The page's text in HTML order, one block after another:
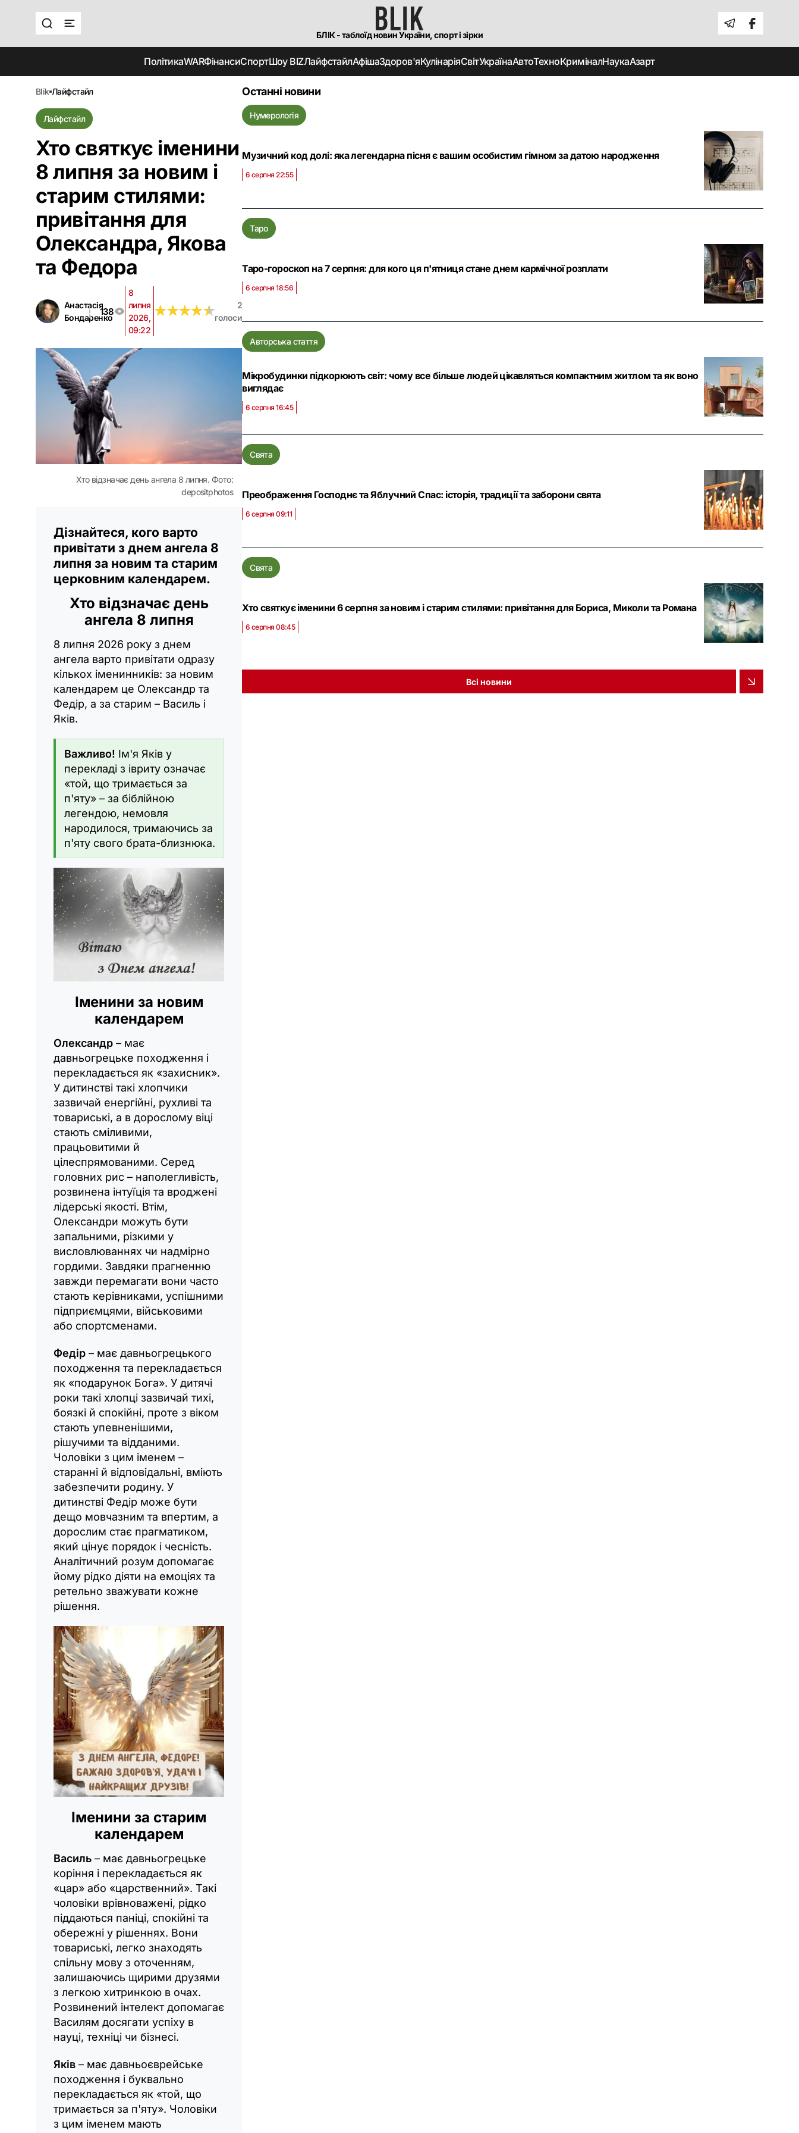
БЛІК - таблоїд новин України, спорт і зірки
ПолітикаWARФінансиСпортШоу BIZЛайфстайлАфішаЗдоров'яКулінаріяСвітУкраїнаАвтоТехноКриміналНаукаАзарт
blik лайфстайл
Лайфстайл
Хто святкує іменини
8 липня за новим і
старим стилями:
привітання для
Олександра, Якова
та Федора
Анастасія
Бондаренко
138
8
липня
2026,
09:22
★★★★★
★★★★★
2
голоси
Хто відзначає день ангела 8 липня. Фото:
depositphotos
Дізнайтеся, кого варто
привітати з днем ангела 8
липня за новим та старим
церковним календарем.
Хто відзначає день
ангела 8 липня
8 липня 2026 року з днем
ангела варто привітати одразу
кількох іменинників: за новим
календарем це Олександр та
Федір, а за старим – Василь і
Яків.
Важливо! Ім'я Яків у
перекладі з івриту означає
«той, що тримається за
п'яту» – за біблійною
легендою, немовля
народилося, тримаючись за
п'яту свого брата-близнюка.
Іменини за новим
календарем
Олександр – має
давньогрецьке походження і
перекладається як «захисник».
У дитинстві такі хлопчики
зазвичай енергійні, рухливі та
товариські, а в дорослому віці
стають сміливими,
працьовитими й
цілеспрямованими. Серед
головних рис – наполегливість,
розвинена інтуїція та вроджені
лідерські якості. Втім,
Олександри можуть бути
запальними, різкими у
висловлюваннях чи надмірно
гордими. Завдяки прагненню
завжди перемагати вони часто
стають керівниками, успішними
підприємцями, військовими
або спортсменами.
Федір – має давньогрецького
походження та перекладається
як «подарунок Бога». У дитячі
роки такі хлопці зазвичай тихі,
боязкі й спокійні, проте з віком
стають упевненішими,
рішучими та відданими.
Чоловіки з цим іменем –
старанні й відповідальні, вміють
забезпечити родину. У
дитинстві Федір може бути
дещо мовчазним та впертим, а
дорослим стає прагматиком,
який цінує порядок і чесність.
Аналітичний розум допомагає
йому рідко діяти на емоціях та
ретельно зважувати кожне
рішення.
Іменини за старим
календарем
Василь – має давньогрецьке
коріння і перекладається як
«цар» або «царственний». Такі
чоловіки врівноважені, рідко
піддаються паніці, спокійні та
обережні у рішеннях. Вони
товариські, легко знаходять
спільну мову з оточенням,
залишаючись щирими друзями
з легкою хитринкою в очах.
Розвинений інтелект допомагає
Василям досягати успіху в
науці, техніці чи бізнесі.
Яків – має давньоєврейське
походження і буквально
перекладається як «той, що
тримається за п'яту». Чоловіки
з цим іменем мають
Останні новини
Нумерологія
Музичний код долі: яка легендарна пісня є вашим особистим гімном за датою народження
6 серпня 22:55
Таро
Таро-гороскоп на 7 серпня: для кого ця п'ятниця стане днем кармічної розплати
6 серпня 18:56
Авторська стаття
Мікробудинки підкорюють світ: чому все більше людей цікавляться компактним житлом та як воно
виглядає
6 серпня 16:45
Свята
Преображення Господнє та Яблучний Спас: історія, традиції та заборони свята
6 серпня 09:11
Свята
Хто святкує іменини 6 серпня за новим і старим стилями: привітання для Бориса, Миколи та Романа
6 серпня 08:45
Всі новини